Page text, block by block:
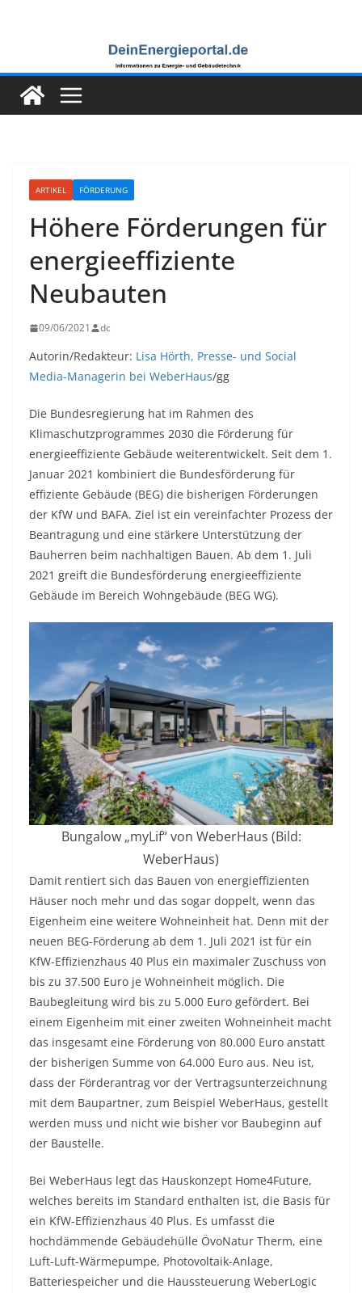
ARTIKEL FÖRDERUNG
Höhere Förderungen für
energieeffiziente
Neubauten
09/06/2021 dc
Autorin/Redakteur: Lisa Hörth, Presse- und Social
Media-Managerin bei WeberHaus/gg
Die Bundesregierung hat im Rahmen des
Klimaschutzprogrammes 2030 die Förderung für
energieeffiziente Gebäude weiterentwickelt. Seit dem 1.
Januar 2021 kombiniert die Bundesförderung für
effiziente Gebäude (BEG) die bisherigen Förderungen
der KfW und BAFA. Ziel ist ein vereinfachter Prozess der
Beantragung und eine stärkere Unterstützung der
Bauherren beim nachhaltigen Bauen. Ab dem 1. Juli
2021 greift die Bundesförderung energieeffiziente
Gebäude im Bereich Wohngebäude (BEG WG).
Bungalow „myLif“ von WeberHaus (Bild:
WeberHaus)
Damit rentiert sich das Bauen von energieffizienten
Häuser noch mehr und das sogar doppelt, wenn das
Eigenheim eine weitere Wohneinheit hat. Denn mit der
neuen BEG-Förderung ab dem 1. Juli 2021 ist für ein
KfW-Effizienzhaus 40 Plus ein maximaler Zuschuss von
bis zu 37.500 Euro je Wohneinheit möglich. Die
Baubegleitung wird bis zu 5.000 Euro gefördert. Bei
einem Eigenheim mit einer zweiten Wohneinheit macht
das insgesamt eine Förderung von 80.000 Euro anstatt
der bisherigen Summe von 64.000 Euro aus. Neu ist,
dass der Förderantrag vor der Vertragsunterzeichnung
mit dem Baupartner, zum Beispiel WeberHaus, gestellt
werden muss und nicht wie bisher vor Baubeginn auf
der Baustelle.
Bei WeberHaus legt das Hauskonzept Home4Future,
welches bereits im Standard enthalten ist, die Basis für
ein KfW-Effizienzhaus 40 Plus. Es umfasst die
hochdämmende Gebäudehülle ÖvoNatur Therm, eine
Luft-Luft-Wärmepumpe, Photovoltaik-Anlage,
Batteriespeicher und die Haussteuerung WeberLogic